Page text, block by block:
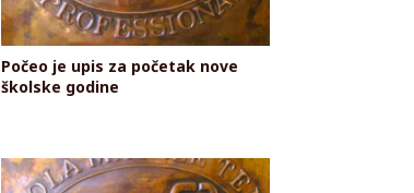
Počeo je upis za početak nove
školske godine